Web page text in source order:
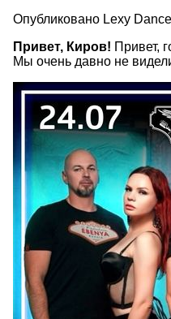
Опубликовано Lexy
Привет, Киров! Привет,
Мы очень давно не